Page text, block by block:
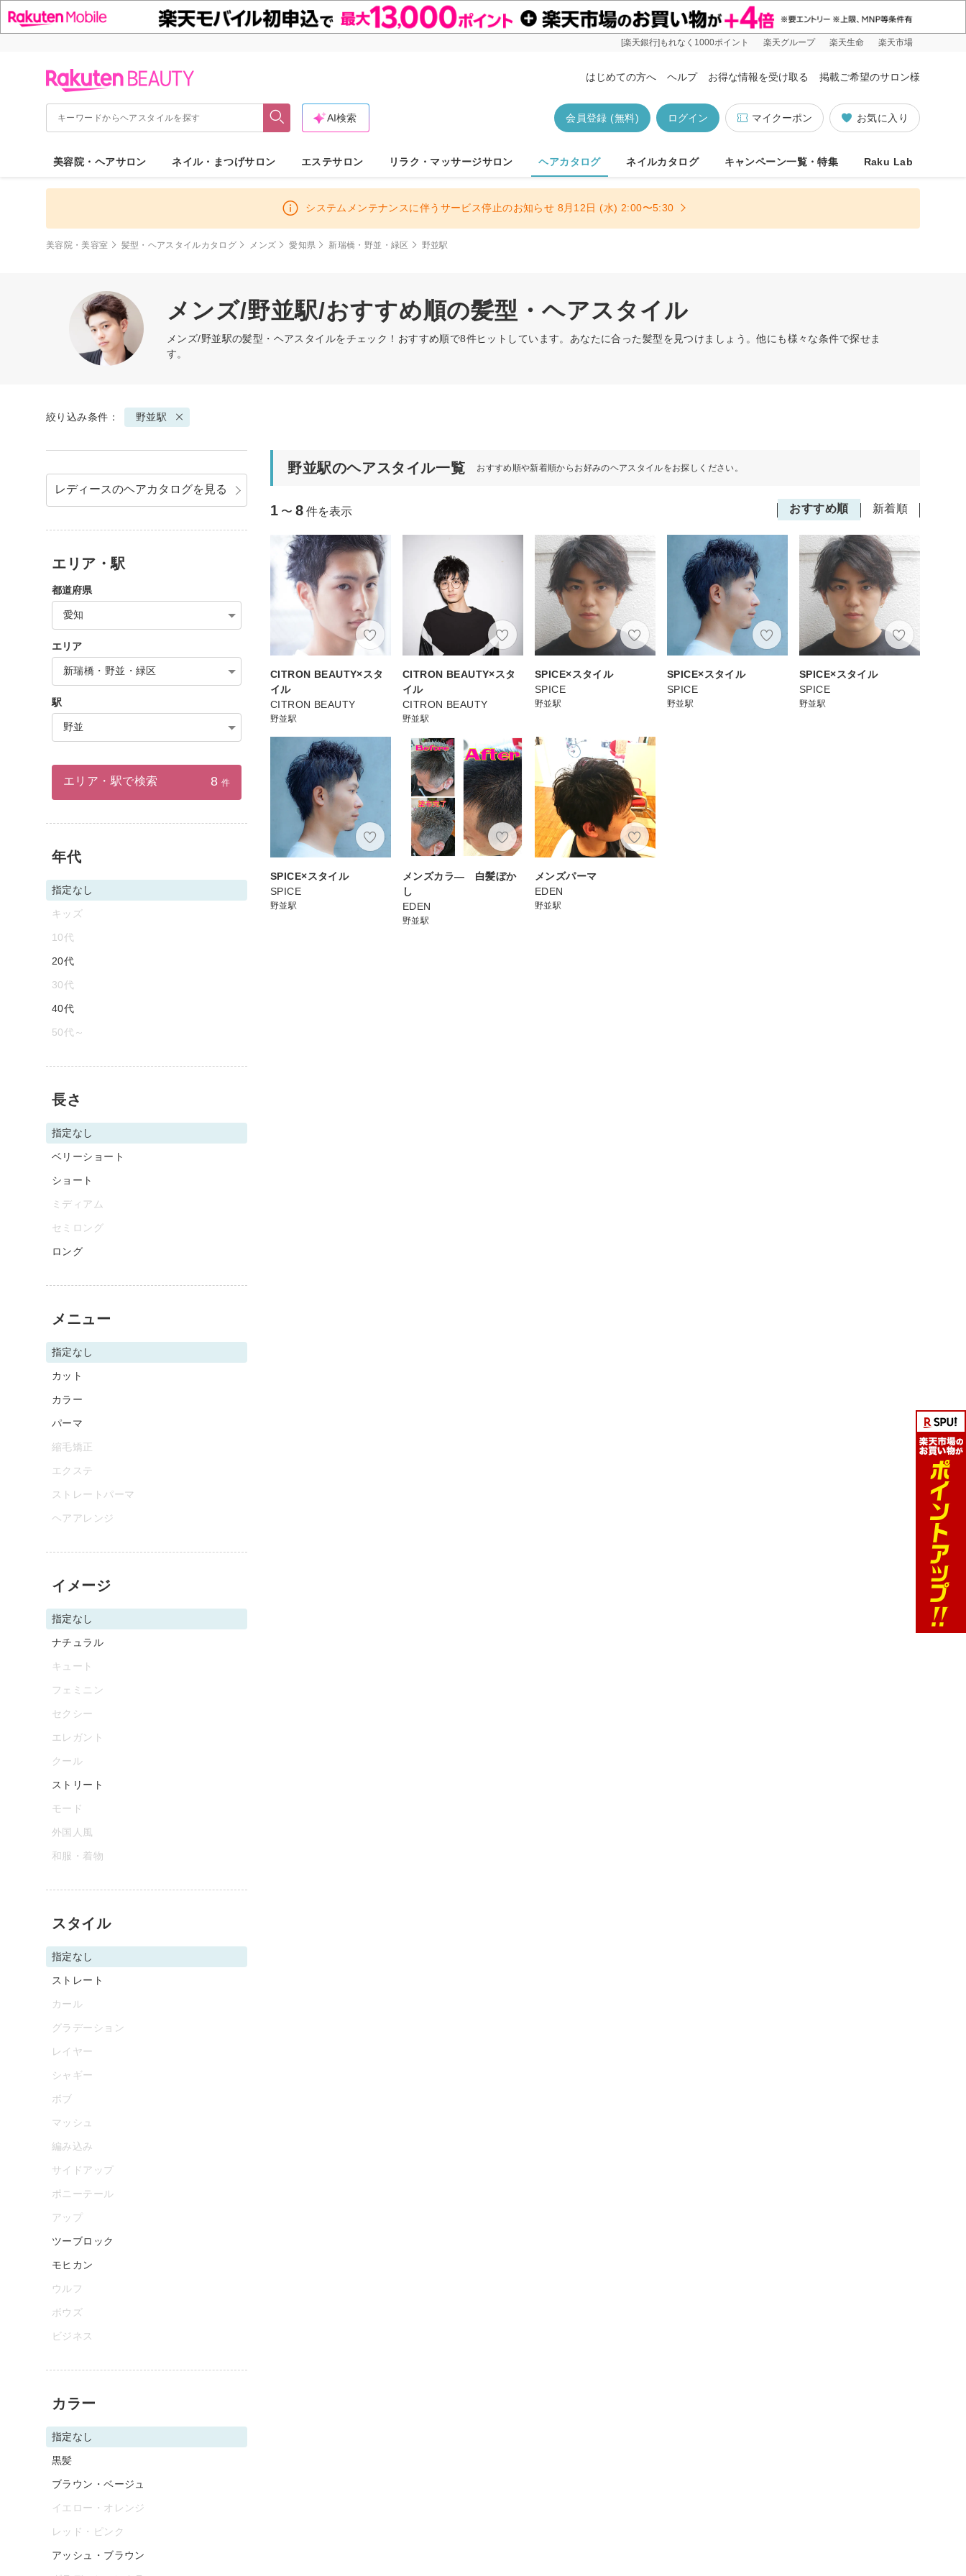
[楽天銀行]もれなく1000ポイント 楽天グループ 楽天生命 楽天市場
はじめての方へ ヘルプ お得な情報を受け取る 掲載ご希望のサロン様
お気に入り
マイクーポン
ログイン
会員登録 (無料)
AI検索
美容院・ヘアサロン ネイル・まつげサロン エステサロン リラク・マッサージサロン ヘアカタログ ネイルカタログ キャンペーン一覧・特集 Raku Lab
システムメンテナンスに伴うサービス停止のお知らせ 8月12日 (水) 2:00〜5:30
美容院・美容室 髪型・ヘアスタイルカタログ メンズ 愛知県 新瑞橋・野並・緑区 野並駅
メンズ/野並駅/おすすめ順の髪型・ヘアスタイル
メンズ/野並駅の髪型・ヘアスタイルをチェック！おすすめ順で8件ヒットしています。あなたに合った髪型を見つけましょう。他にも様々な条件で探せま
す。
絞り込み条件： 野並駅
野並駅のヘアスタイル一覧 おすすめ順や新着順からお好みのヘアスタイルをお探しください。
おすすめ順 新着順
1 〜 8 件を表示
CITRON BEAUTY×スタ
イル
CITRON BEAUTY
野並駅
CITRON BEAUTY×スタ
イル
CITRON BEAUTY
野並駅
SPICE×スタイル
SPICE
野並駅
SPICE×スタイル
SPICE
野並駅
SPICE×スタイル
SPICE
野並駅
SPICE×スタイル
SPICE
野並駅
メンズカラ― 白髪ぼか
し
EDEN
野並駅
メンズパーマ
EDEN
野並駅
レディースのヘアカタログを見る
エリア・駅
都道府県
愛知
エリア
新瑞橋・野並・緑区
駅
野並
エリア・駅で検索 8 件
年代
指定なし
キッズ
10代
20代
30代
40代
50代～
長さ
指定なし
ベリーショート
ショート
ミディアム
セミロング
ロング
メニュー
指定なし
カット
カラー
パーマ
縮毛矯正
エクステ
ストレートパーマ
ヘアアレンジ
イメージ
指定なし
ナチュラル
キュート
フェミニン
セクシー
エレガント
クール
ストリート
モード
外国人風
和服・着物
スタイル
指定なし
ストレート
カール
グラデーション
レイヤー
シャギー
ボブ
マッシュ
編み込み
サイドアップ
ポニーテール
アップ
ツーブロック
モヒカン
ウルフ
ボウズ
ビジネス
カラー
指定なし
黒髪
ブラウン・ベージュ
イエロー・オレンジ
レッド・ピンク
アッシュ・ブラウン